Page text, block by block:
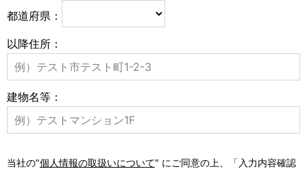
都道府県：
以降住所：
建物名等：
当社の"個人情報の取扱いについて" にご同意の上、「入力内容確認